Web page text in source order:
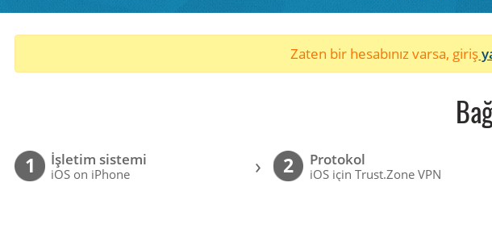
Zaten bir hesabınız varsa, giriş
1 İşletim sistemi
iOS on iPhone › 2 Protokol
iOS için Trust.Zone VPN